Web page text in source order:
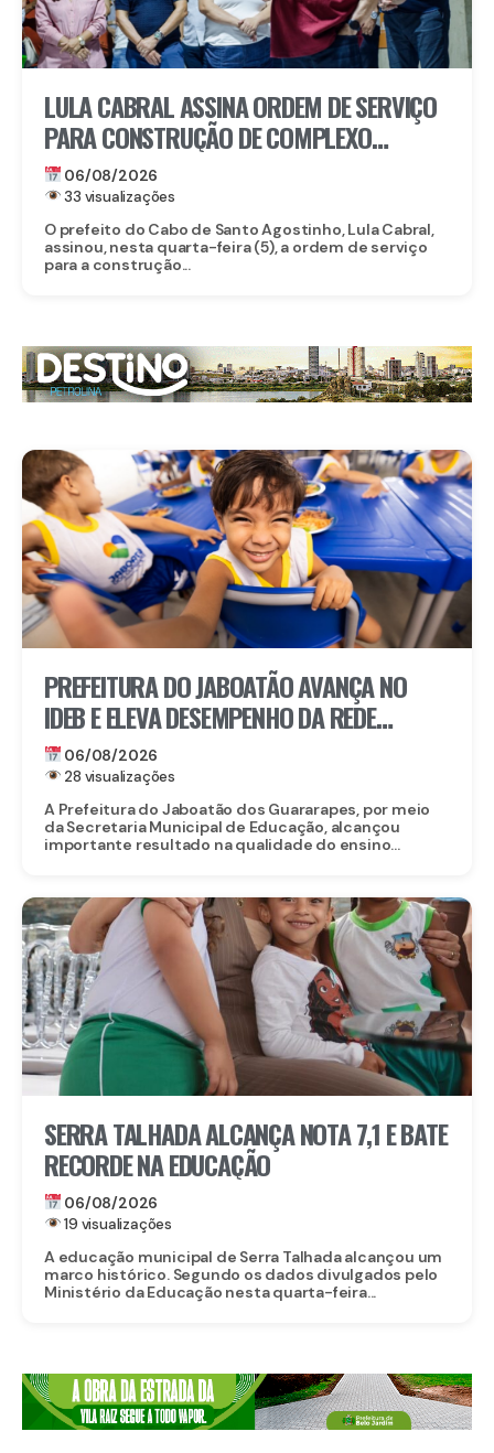
LULA CABRAL ASSINA ORDEM DE SERVIÇO
PARA CONSTRUÇÃO DE COMPLEXO
EDUCACIONAL EM SERRARIA
06/08/2026
33 visualizações
O prefeito do Cabo de Santo Agostinho, Lula Cabral,
assinou, nesta quarta-feira (5), a ordem de serviço
para a construção...
PREFEITURA DO JABOATÃO AVANÇA NO
IDEB E ELEVA DESEMPENHO DA REDE
MUNICIPAL DE ENSINO
06/08/2026
28 visualizações
A Prefeitura do Jaboatão dos Guararapes, por meio
da Secretaria Municipal de Educação, alcançou
importante resultado na qualidade do ensino...
SERRA TALHADA ALCANÇA NOTA 7,1 E BATE
RECORDE NA EDUCAÇÃO
06/08/2026
19 visualizações
A educação municipal de Serra Talhada alcançou um
marco histórico. Segundo os dados divulgados pelo
Ministério da Educação nesta quarta-feira...